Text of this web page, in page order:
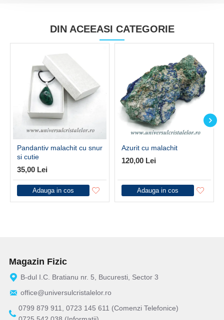
DIN ACEEASI CATEGORIE
Pandantiv malachit cu snur
si cutie
35,00 Lei
Adauga in cos
Azurit cu malachit
120,00 Lei
Adauga in cos
Magazin Fizic
B-dul I.C. Bratianu nr. 5, Bucuresti, Sector 3
office@universulcristalelor.ro
0799 879 911, 0723 145 611 (Comenzi Telefonice)